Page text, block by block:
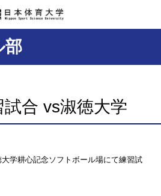
部
試合 vs淑徳大学
学耕心記念ソフトボール場にて練習試